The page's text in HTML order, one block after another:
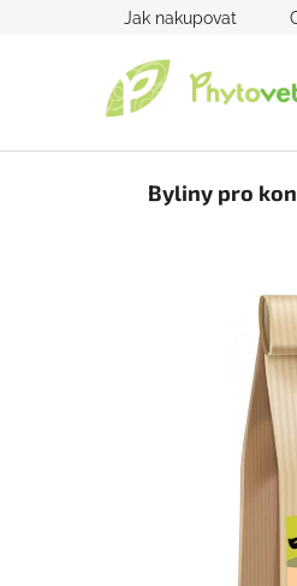
Jak nakupovat
Byliny pro